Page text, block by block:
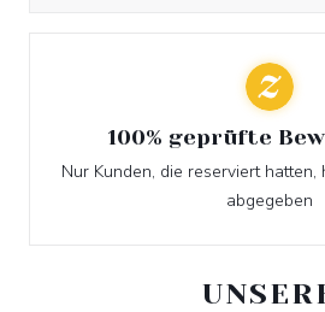
100% geprüfte
Nur Kunden, die reserviert
abgegeben